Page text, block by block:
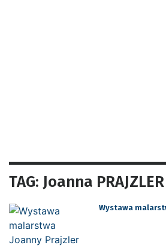
TAG: Joanna PRAJZLER
Wystawa